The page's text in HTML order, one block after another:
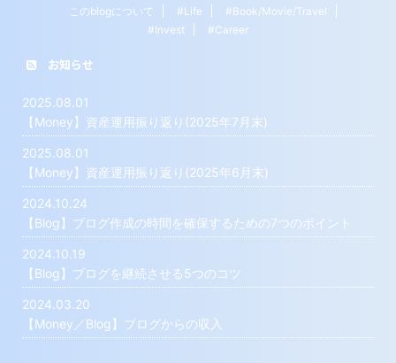
このblogについて #Life
#Book/Movie/Travel
#Invest
#Career
お知らせ
2025.08.01
【Money】資産運用振り返り(2025年7月末)
2025.08.01
【Money】資産運用振り返り(2025年6月末)
2024.10.24
【Blog】ブログ作成の時間を確保するための7つのポイント
2024.10.19
【Blog】ブログを継続させる5つのコツ
2024.03.20
【Money／Blog】ブログからの収入